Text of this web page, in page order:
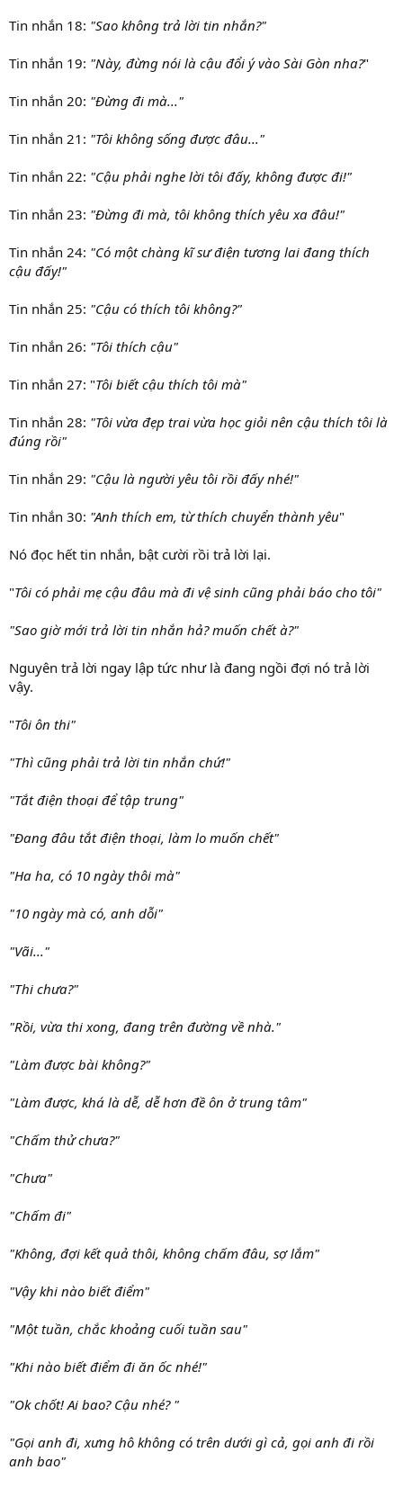
Tin nhắn 18: "Sao không trả lời tin nhắn?"
Tin nhắn 19: "Này, đừng nói là cậu đổi ý vào Sài Gòn nha?"
Tin nhắn 20: "Đừng đi mà..."
Tin nhắn 21: "Tôi không sống được đâu..."
Tin nhắn 22: "Cậu phải nghe lời tôi đấy, không được đi!"
Tin nhắn 23: "Đừng đi mà, tôi không thích yêu xa đâu!"
Tin nhắn 24: "Có một chàng kĩ sư điện tương lai đang thích
cậu đấy!"
Tin nhắn 25: "Cậu có thích tôi không?"
Tin nhắn 26: "Tôi thích cậu"
Tin nhắn 27: "Tôi biết cậu thích tôi mà"
Tin nhắn 28: "Tôi vừa đẹp trai vừa học giỏi nên cậu thích tôi là
đúng rồi"
Tin nhắn 29: "Cậu là người yêu tôi rồi đấy nhé!"
Tin nhắn 30: "Anh thích em, từ thích chuyển thành yêu"
Nó đọc hết tin nhắn, bật cười rồi trả lời lại.
"Tôi có phải mẹ cậu đâu mà đi vệ sinh cũng phải báo cho tôi"
"Sao giờ mới trả lời tin nhắn hả? muốn chết à?"
Nguyên trả lời ngay lập tức như là đang ngồi đợi nó trả lời
vậy.
"Tôi ôn thi"
"Thì cũng phải trả lời tin nhắn chứ!"
"Tắt điện thoại để tập trung"
"Đang đâu tắt điện thoại, làm lo muốn chết"
"Ha ha, có 10 ngày thôi mà"
"10 ngày mà có, anh dỗi"
"Vãi..."
"Thi chưa?"
"Rồi, vừa thi xong, đang trên đường về nhà."
"Làm được bài không?"
"Làm được, khá là dễ, dễ hơn đề ôn ở trung tâm"
"Chấm thử chưa?"
"Chưa"
"Chấm đi"
"Không, đợi kết quả thôi, không chấm đâu, sợ lắm"
"Vậy khi nào biết điểm"
"Một tuần, chắc khoảng cuối tuần sau"
"Khi nào biết điểm đi ăn ốc nhé!"
"Ok chốt! Ai bao? Cậu nhé? "
"Gọi anh đi, xưng hô không có trên dưới gì cả, gọi anh đi rồi
anh bao"